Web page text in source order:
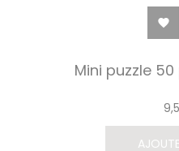

Mini puzzle